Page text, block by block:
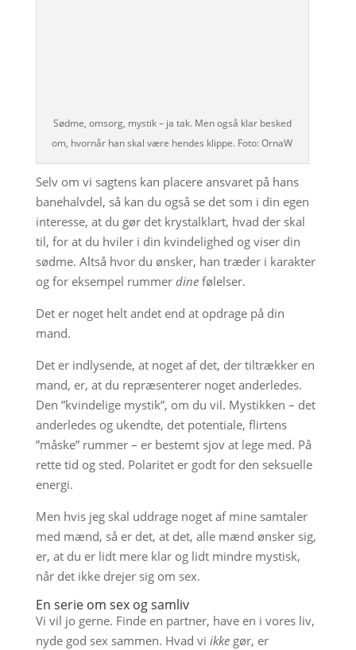
Sødme, omsorg, mystik – ja tak. Men også klar besked
om, hvornår han skal være hendes klippe. Foto: OrnaW
Selv om vi sagtens kan placere ansvaret på hans
banehalvdel, så kan du også se det som i din egen
interesse, at du gør det krystalklart, hvad der skal
til, for at du hviler i din kvindelighed og viser din
sødme. Altså hvor du ønsker, han træder i karakter
og for eksempel rummer dinefølelser.
Det er noget helt andet end at opdrage på din
mand.
Det er indlysende, at noget af det, der tiltrækker en
mand, er, at du repræsenterer noget anderledes.
Den ”kvindelige mystik”, om du vil. Mystikken – det
anderledes og ukendte, det potentiale, flirtens
”måske” rummer – er bestemt sjov at lege med. På
rette tid og sted. Polaritet er godt for den seksuelle
energi.
Men hvis jeg skal uddrage noget af mine samtaler
med mænd, så er det, at det, alle mænd ønsker sig,
er, at du er lidt mere klar og lidt mindre mystisk,
når det ikke drejer sig om sex.
En serie om sex og samliv
Vi vil jo gerne. Finde en partner, have en i vores liv,
nyde god sex sammen. Hvad vi ikkegør, er